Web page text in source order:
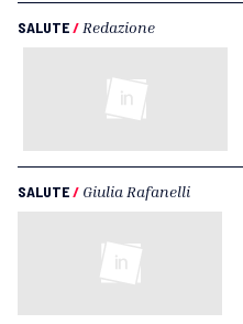
SALUTE/ Redazione
SALUTE/ Giulia Rafanelli